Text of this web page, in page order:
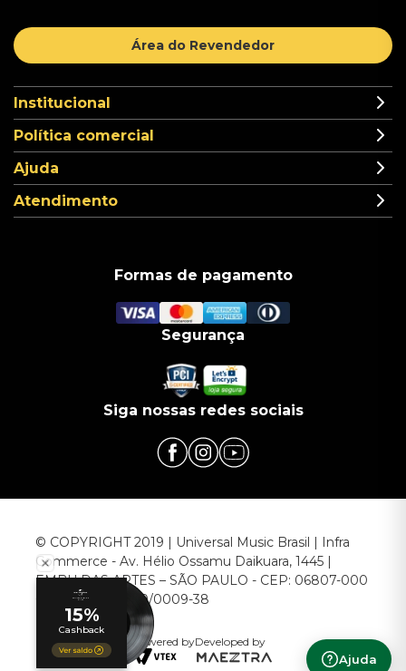
Ajuda
Área do Revendedor
Institucional
Política comercial
Ajuda
Atendimento
Formas de pagamento
Segurança
Siga nossas redes sociais
© COPYRIGHT 2019 | Universal Music Brasil | Infra
Commerce - Av. Hélio Ossamu Daikuara, 1445 |
EMBU DAS ARTES – SÃO PAULO - CEP: 06807-000
CNPJ: 00.952.789/0009-38
Powered byDeveloped by